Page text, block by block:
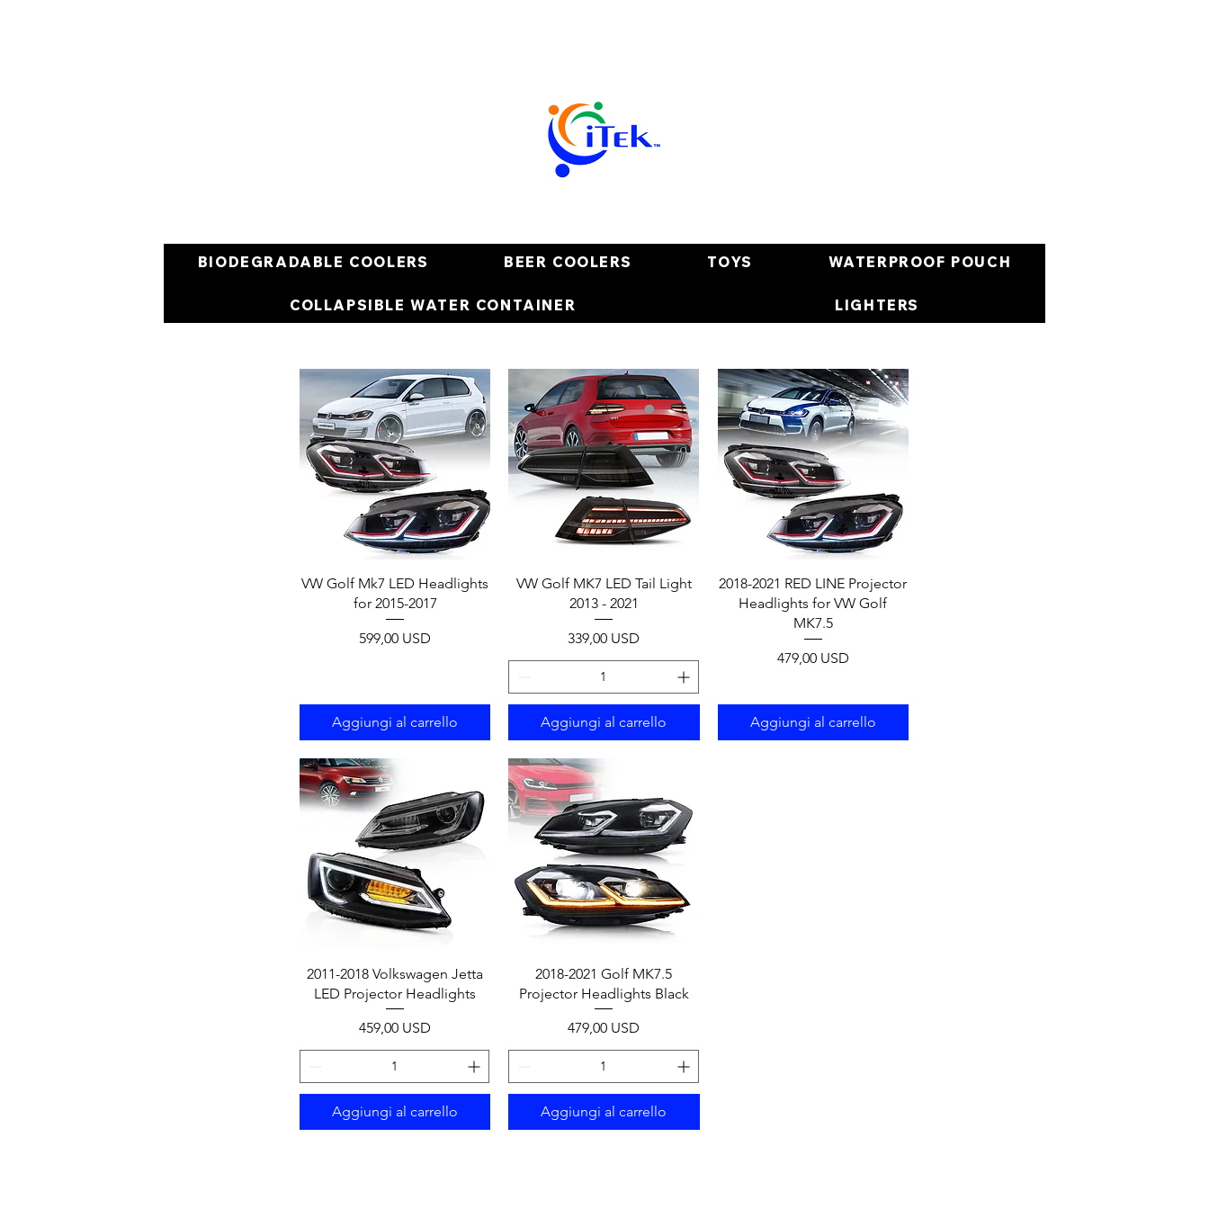
BIODEGRADABLE COOLERS BEER COOLERS TOYS WATERPROOF POUCH
COLLAPSIBLE WATER CONTAINER LIGHTERS
Vista rapida
VW Golf Mk7 LED Headlights
for 2015-2017
Prezzo
599,00 USD
Aggiungi al carrello
Vista rapida
VW Golf MK7 LED Tail Light
2013 - 2021
Prezzo
339,00 USD
Aggiungi al carrello
Vista rapida
2018-2021 RED LINE Projector
Headlights for VW Golf
MK7.5
Prezzo
479,00 USD
Aggiungi al carrello
Vista rapida
2011-2018 Volkswagen Jetta
LED Projector Headlights
Prezzo
459,00 USD
Aggiungi al carrello
Vista rapida
2018-2021 Golf MK7.5
Projector Headlights Black
Prezzo
479,00 USD
Aggiungi al carrello